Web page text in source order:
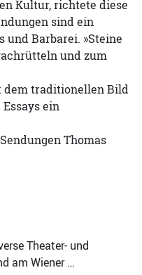
Kultur, richtete diese
sind ein
Barbarei. »Steine
und zum
dem traditionellen Bild
ein
Thomas
Theater- und
am Wiener …